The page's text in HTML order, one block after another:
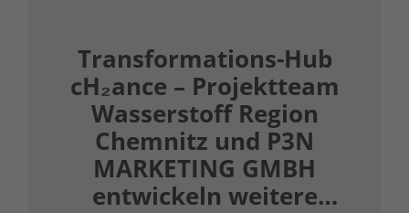
Transformations-Hub
cH₂ance – Projektteam
Wasserstoff Region
Chemnitz und P3N
MARKETING GMBH
entwickeln weitere